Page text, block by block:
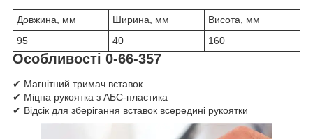
Довжина, мм Ширина, мм
Висота, мм
95
40 160
Особливості 0-66-357
✔ Магнітний тримач вставок
✔ Міцна рукоятка з АБС-пластика
✔ Відсік для зберігання вставок всередині рукоятки